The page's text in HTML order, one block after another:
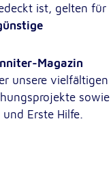
ist, gelten für
Magazin
unsere vielfältigen
sowie
Erste Hilfe.
werden von
gesetzt.